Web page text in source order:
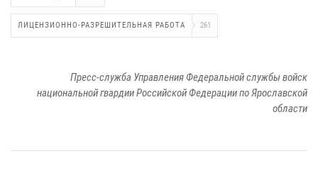
ЛИЦЕНЗИОННО-РАЗРЕШИТЕЛЬНАЯ РАБОТА 261
Пресс-служба Управления Федеральной службы войск
национальной гвардии Российской Федерации по Ярославской
области